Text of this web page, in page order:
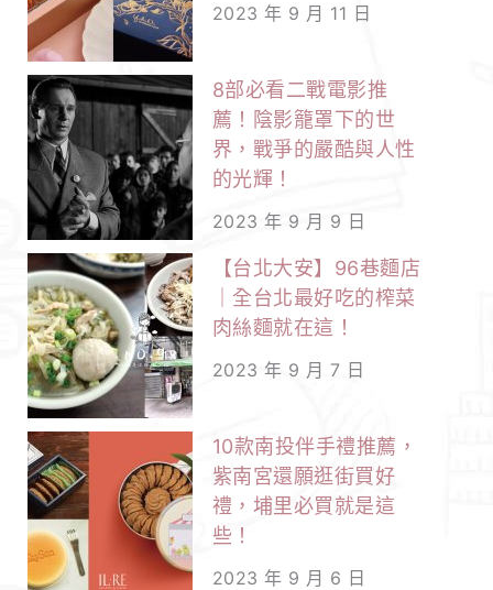
2023 年 9 月 11 日
8部必看二戰電影推
薦！陰影籠罩下的世
界，戰爭的嚴酷與人性
的光輝！
2023 年 9 月 9 日
【台北大安】96巷麵店
｜全台北最好吃的榨菜
肉絲麵就在這！
2023 年 9 月 7 日
10款南投伴手禮推薦，
紫南宮還願逛街買好
禮，埔里必買就是這
些！
2023 年 9 月 6 日